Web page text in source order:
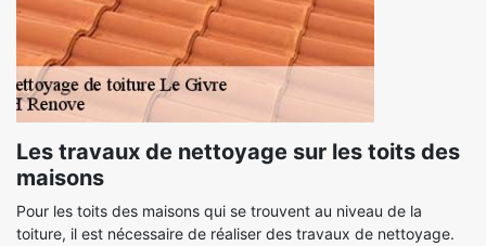
Les travaux de nettoyage sur les toits des
maisons
Pour les toits des maisons qui se trouvent au niveau de la
toiture, il est nécessaire de réaliser des travaux de nettoyage.